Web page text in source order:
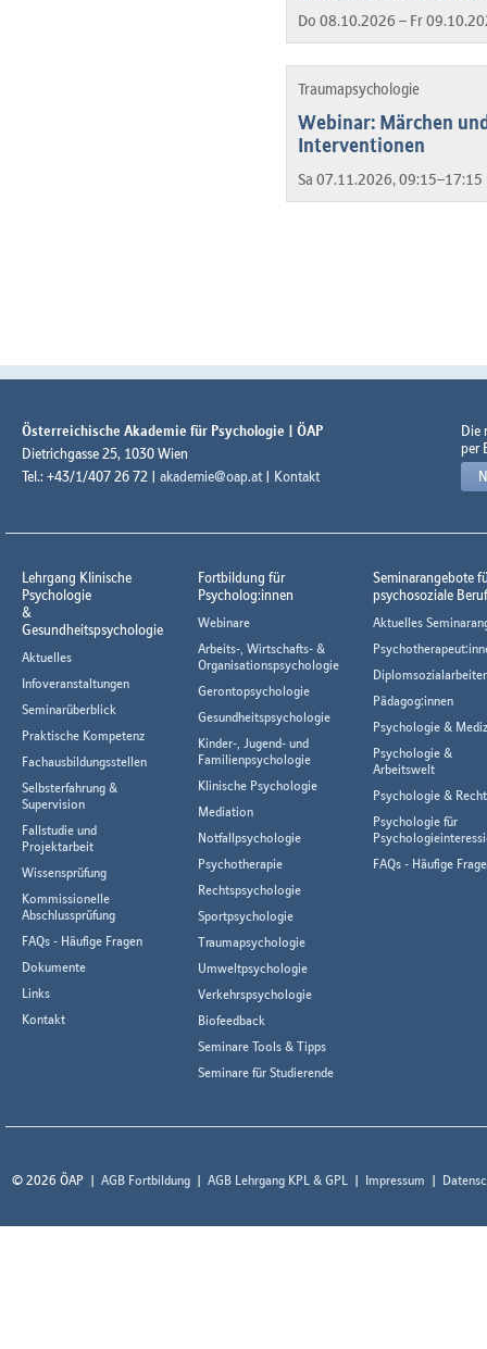
Do 08.10.2026 – Fr
Traumapsychologie
Webinar: Märchen
Interventionen
Sa 07.11.2026,
Österreichische Akademie für Psychologie | ÖAP
Dietrichgasse 25, 1030 Wien
Tel.: +43/1/407 26 72 | akademie@oap.at | Kontakt
Die
per
Lehrgang Klinische
Psychologie
&
Gesundheitspsychologie
Aktuelles
Infoveranstaltungen
Seminarüberblick
Praktische Kompetenz
Fachausbildungsstellen
Selbsterfahrung &
Supervision
Fallstudie und
Projektarbeit
Wissensprüfung
Kommissionelle
Abschlussprüfung
FAQs - Häufige Fragen
Dokumente
Links
Kontakt
Fortbildung für
Psycholog:innen
Webinare
Arbeits-, Wirtschafts- &
Organisationspsychologie
Gerontopsychologie
Gesundheitspsychologie
Kinder-, Jugend- und
Familienpsychologie
Klinische Psychologie
Mediation
Notfallpsychologie
Psychotherapie
Rechtspsychologie
Sportpsychologie
Traumapsychologie
Umweltpsychologie
Verkehrspsychologie
Biofeedback
Seminare Tools & Tipps
Seminare für Studierende
Seminarangebote
psychosoziale
Aktuelles
Pädagog:innen
Psychologie &
Psychologie &
Arbeitswelt
Psychologie & Recht
Psychologie für
FAQs - Häufige
© 2026 ÖAP AGB Fortbildung AGB Lehrgang KPL & GPL Impressum